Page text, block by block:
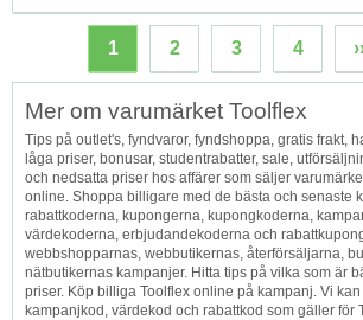
1 2 3 4
Mer om varumärket Toolflex
Tips på outlet's, fyndvaror, fyndshoppa, gratis frakt,
låga priser, bonusar, studentrabatter, sale,
och nedsatta priser hos affärer som säljer
online. Shoppa billigare med de bästa och senaste
rabattkoderna, kupongerna, kupongkoderna,
värdekoderna, erbjudandekoderna och
webbshopparnas, webbutikernas, återförsäljarna,
nätbutikernas kampanjer. Hitta tips på vilka som är
priser. Köp billiga Toolflex online på kampanj. Vi
kampanjkod, värdekod och rabattkod som gäller för